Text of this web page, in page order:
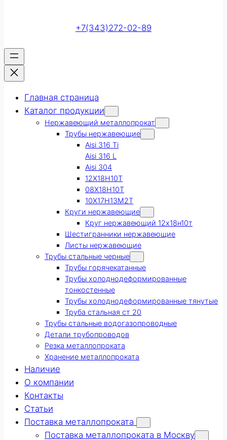
+7(343)272-02-89
Главная страница
Каталог продукции
Нержавеющий металлопрокат
Трубы нержавеющие
Aisi 316 Ti
Aisi 316 L
Aisi 304
12Х18Н10Т
08Х18Н10Т
10Х17Н13М2Т
Круги нержавеющие
Круг нержавеющий 12х18н10т
Шестигранники нержавеющие
Листы нержавеющие
Трубы стальные черные
Трубы горячекатанные
Трубы холоднодеформированные
тонкостенные
Трубы холоднодеформированные тянутые
Труба стальная ст 20
Трубы стальные водогазопроводные
Детали трубопроводов
Резка металлопроката
Хранение металлопроката
Наличие
О компании
Контакты
Статьи
Поставка металлопроката
Поставка металлопроката в Москву